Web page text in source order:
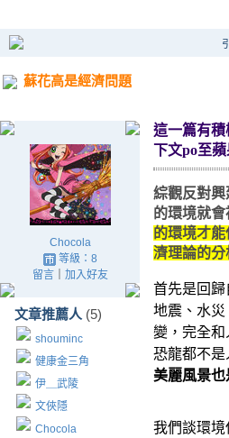
蘇花高是經濟問題
Chocola
等級：8
留言｜ 加入好友
文章推薦人 (5)
shouminc
健康金三角
伊＿武陵
文俠隱
Chocola
這一篇有積
下文po至蘋
綜觀反對
的環境就會
的環境才
濟理論的分
首先是回歸
地震、水
變，完全
恐龍都不是
美麗風景也
我們談環